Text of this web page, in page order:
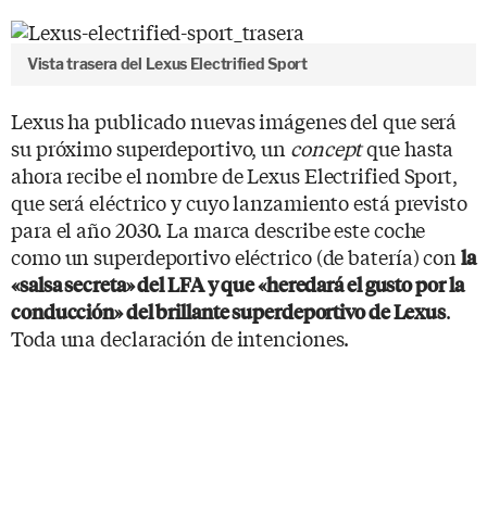
Vista trasera del Lexus Electrified Sport
Lexus ha publicado nuevas imágenes del que será
su próximo superdeportivo, un conceptque hasta
ahora recibe el nombre de Lexus Electrified Sport,
que será eléctrico y cuyo lanzamiento está previsto
para el año 2030. La marca describe este coche
como un superdeportivo eléctrico (de batería) con la
«salsa secreta» del LFA y que «heredará el gusto por la
conducción» del brillante superdeportivo de Lexus.
Toda una declaración de intenciones.